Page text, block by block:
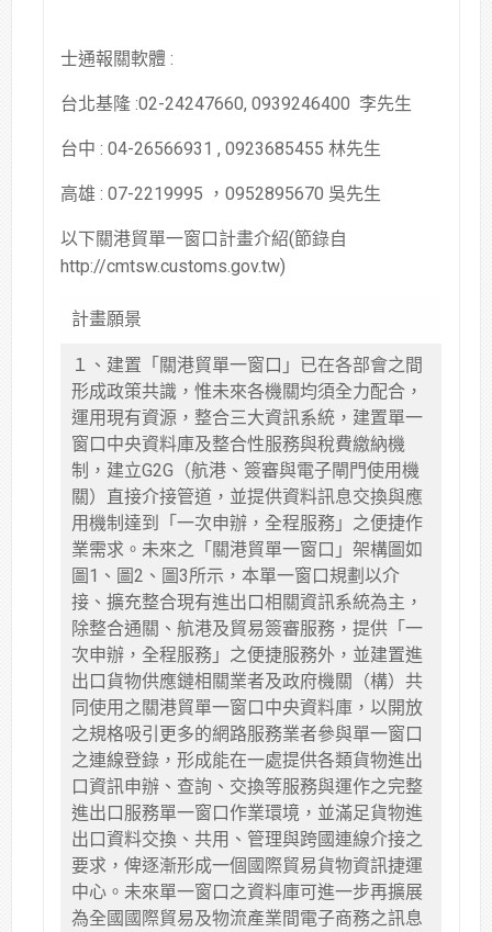
士通報關軟體 :
台北基隆 :02-24247660, 0939246400 李先生
台中 : 04-26566931 , 0923685455 林先生
高雄 : 07-2219995 ，0952895670 吳先生
以下關港貿單一窗口計畫介紹(節錄自
http://cmtsw.customs.gov.tw)
計畫願景
１、建置「關港貿單一窗口」已在各部會之間
形成政策共識，惟未來各機關均須全力配合，
運用現有資源，整合三大資訊系統，建置單一
窗口中央資料庫及整合性服務與稅費繳納機
制，建立G2G（航港、簽審與電子閘門使用機
關）直接介接管道，並提供資料訊息交換與應
用機制達到「一次申辦，全程服務」之便捷作
業需求。未來之「關港貿單一窗口」架構圖如
圖1、圖2、圖3所示，本單一窗口規劃以介
接、擴充整合現有進出口相關資訊系統為主，
除整合通關、航港及貿易簽審服務，提供「一
次申辦，全程服務」之便捷服務外，並建置進
出口貨物供應鏈相關業者及政府機關（構）共
同使用之關港貿單一窗口中央資料庫，以開放
之規格吸引更多的網路服務業者參與單一窗口
之連線登錄，形成能在一處提供各類貨物進出
口資訊申辦、查詢、交換等服務與運作之完整
進出口服務單一窗口作業環境，並滿足貨物進
出口資料交換、共用、管理與跨國連線介接之
要求，俾逐漸形成一個國際貿易貨物資訊捷運
中心。未來單一窗口之資料庫可進一步再擴展
為全國國際貿易及物流產業間電子商務之訊息